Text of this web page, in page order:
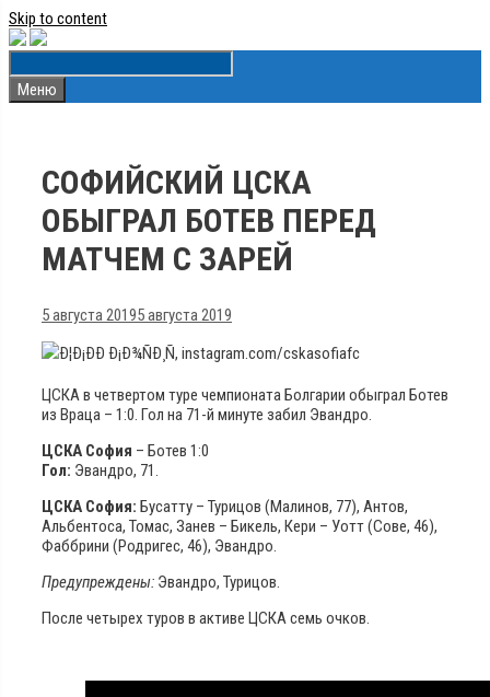
Skip to content
Меню
СОФИЙСКИЙ ЦСКА
ОБЫГРАЛ БОТЕВ ПЕРЕД
МАТЧЕМ С ЗАРЕЙ
5 августа 20195 августа 2019
ЦСКА в четвертом туре чемпионата Болгарии обыграл Ботев
из Враца – 1:0. Гол на 71-й минуте забил Эвандро.
ЦСКА София – Ботев 1:0
Гол: Эвандро, 71.
ЦСКА София: Бусатту – Турицов (Малинов, 77), Антов,
Альбентоса, Томас, Занев – Бикель, Кери – Уотт (Сове, 46),
Фаббрини (Родригес, 46), Эвандро.
Предупреждены: Эвандро, Турицов.
После четырех туров в активе ЦСКА семь очков.